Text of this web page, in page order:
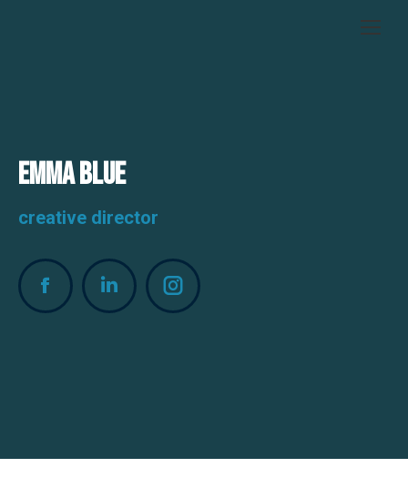
Emma Blue
creative director
FacebookLinkedinInstagram